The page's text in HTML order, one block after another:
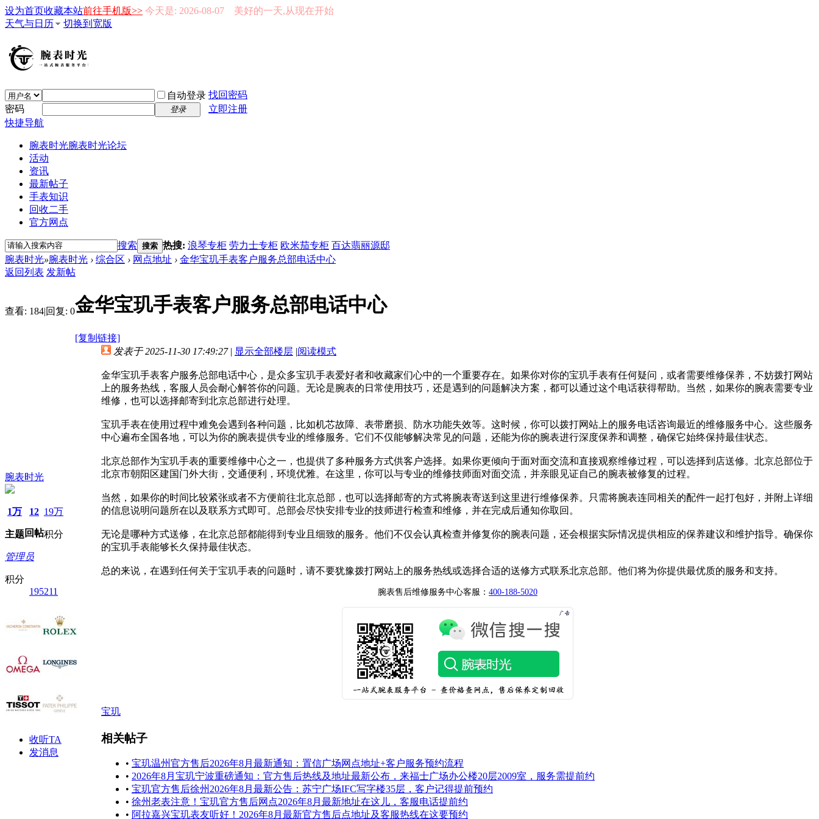
设为首页收藏本站前往手机版>> 今天是: 2026-08-07 美好的一天,从现在开始
天气与日历
切换到宽版
自动登录 找回密码
密码
登录
立即注册
快捷导航
腕表时光腕表时光论坛
活动
资讯
最新帖子
手表知识
回收二手
官方网点
搜索 搜索 热搜: 浪琴专柜 劳力士专柜 欧米茄专柜 百达翡丽源邸
腕表时光»腕表时光 › 综合区 › 网点地址 › 金华宝玑手表客户服务总部电话中心
返回列表 发新帖
查看: 184|回复: 0金华宝玑手表客户服务总部电话中心
[复制链接]
腕表时光
1万
主题
12
回帖
19万
积分
管理员
积分
195211
收听TA
发消息
发表于 2025-11-30 17:49:27 | 显示全部楼层 |阅读模式
金华宝玑手表客户服务总部电话中心，是众多宝玑手表爱好者和收藏家们心中的一个重要存在。如果你对你的宝玑手表有任何疑问，或者需要维修保养，不妨拨打网站
上的服务热线，客服人员会耐心解答你的问题。无论是腕表的日常使用技巧，还是遇到的问题解决方案，都可以通过这个电话获得帮助。当然，如果你的腕表需要专业
维修，也可以选择邮寄到北京总部进行处理。
宝玑手表在使用过程中难免会遇到各种问题，比如机芯故障、表带磨损、防水功能失效等。这时候，你可以拨打网站上的服务电话咨询最近的维修服务中心。这些服务
中心遍布全国各地，可以为你的腕表提供专业的维修服务。它们不仅能够解决常见的问题，还能为你的腕表进行深度保养和调整，确保它始终保持最佳状态。
北京总部作为宝玑手表的重要维修中心之一，也提供了多种服务方式供客户选择。如果你更倾向于面对面交流和直接观察维修过程，可以选择到店送修。北京总部位于
北京市朝阳区建国门外大街，交通便利，环境优雅。在这里，你可以与专业的维修技师面对面交流，并亲眼见证自己的腕表被修复的过程。
当然，如果你的时间比较紧张或者不方便前往北京总部，也可以选择邮寄的方式将腕表寄送到这里进行维修保养。只需将腕表连同相关的配件一起打包好，并附上详细
的信息说明问题所在以及联系方式即可。总部会尽快安排专业的技师进行检查和维修，并在完成后通知你取回。
无论是哪种方式送修，在北京总部都能得到专业且细致的服务。他们不仅会认真检查并修复你的腕表问题，还会根据实际情况提供相应的保养建议和维护指导。确保你
的宝玑手表能够长久保持最佳状态。
总的来说，在遇到任何关于宝玑手表的问题时，请不要犹豫拨打网站上的服务热线或选择合适的送修方式联系北京总部。他们将为你提供最优质的服务和支持。
腕表售后维修服务中心客服： 400-188-5020
宝玑
相关帖子
• 宝玑温州官方售后2026年8月最新通知：置信广场网点地址+客户服务预约流程
• 2026年8月宝玑宁波重磅通知：官方售后热线及地址最新公布，来福士广场办公楼20层2009室，服务需提前约
• 宝玑官方售后徐州2026年8月最新公告：苏宁广场IFC写字楼35层，客户记得提前预约
• 徐州老表注意！宝玑官方售后网点2026年8月最新地址在这儿，客服电话提前约
• 阿拉嘉兴宝玑表友听好！2026年8月最新官方售后点地址及客服热线在这要预约